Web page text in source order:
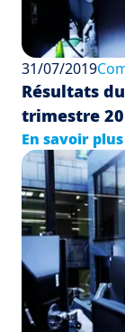
31/07/2019
Résultats
trimestre
En savoir plus